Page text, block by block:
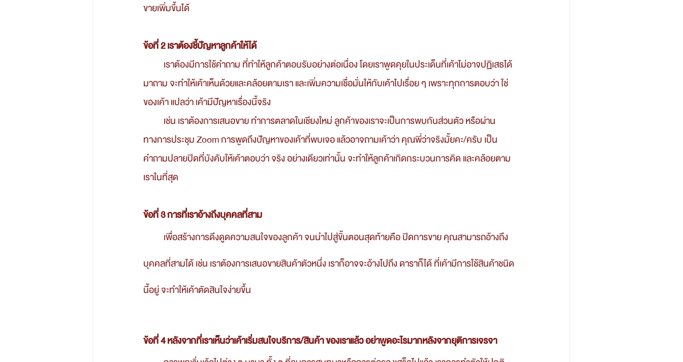
ขายเพิ่มขึ้นได้
ข้อที่ 2 เราต้องชี้ปัญหาลูกค้าให้ได้
มาถาม จะทำให้เค้าเห็นด้วยและคล้อยตามเรา และเพิ่มความเชื่อมั่นให้กับเค้าไปเรื่อย ๆ เพราะทุกการตอบว่า ใช่
ของเค้า แปลว่า เค้ามีปัญหาเรื่องนี้จริง
ทางการประชุม Zoom การพูดถึงปัญหาของเค้าที่พบเจอ แล้วอาจถามเค้าว่า คุณพี่ว่าจริงมั้ยคะ/ครับ เป็น
คำถามปลายปิดที่บังคับให้เค้าตอบว่า จริง อย่างเดียวเท่านั้น จะทำให้ลูกค้าเกิดกระบวนการคิด และคล้อยตาม
เราในที่สุด
ข้อที่ 3 การที่เราอ้างถึงบุคคลที่สาม
บุคคลที่สามได้ เช่น เราต้องการเสนอขายสินค้าตัวหนึ่ง เราก็อาจจะอ้างไปถึง ดาราก็ได้ ที่เค้ามีการใช้สินค้าชนิด
นี้อยู่ จะทำให้เค้าตัดสินใจง่ายขึ้น
ข้อที่ 4 หลังจากที่เราเห็นว่าเค้าเริ่มสนใจบริการ/สินค้า ของเราแล้ว อย่าพูดอะไรมากหลังจากยุติการเจรจา